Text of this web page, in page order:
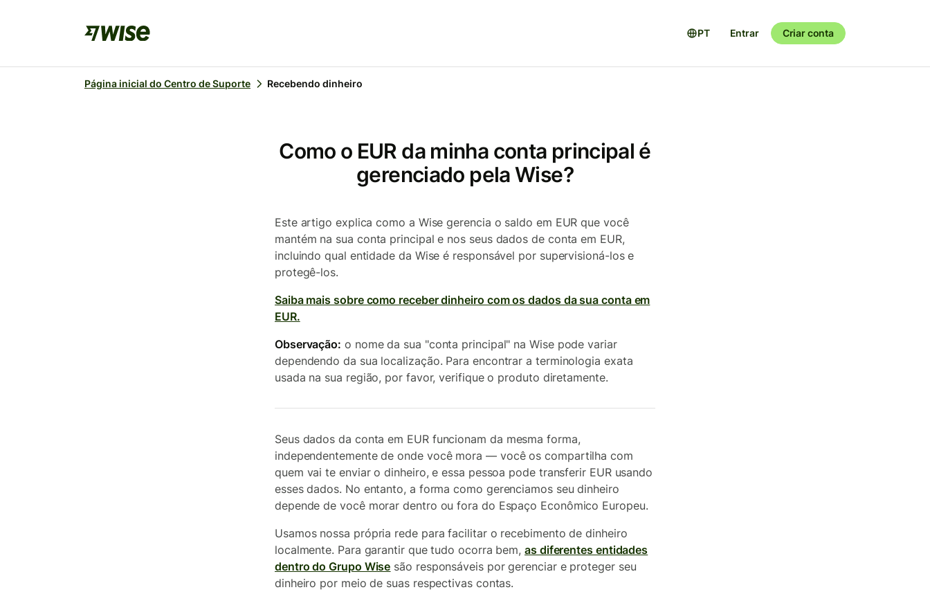
PT Entrar Criar conta
Página inicial do Centro de Suporte Recebendo dinheiro
Como o EUR da minha conta principal é
gerenciado pela Wise?
Este artigo explica como a Wise gerencia o saldo em EUR que você
mantém na sua conta principal e nos seus dados de conta em EUR,
incluindo qual entidade da Wise é responsável por supervisioná-los e
protegê-los.
Saiba mais sobre como receber dinheiro com os dados da sua conta em
EUR.
Observação: o nome da sua "conta principal" na Wise pode variar
dependendo da sua localização. Para encontrar a terminologia exata
usada na sua região, por favor, verifique o produto diretamente.
Seus dados da conta em EUR funcionam da mesma forma,
independentemente de onde você mora — você os compartilha com
quem vai te enviar o dinheiro, e essa pessoa pode transferir EUR usando
esses dados. No entanto, a forma como gerenciamos seu dinheiro
depende de você morar dentro ou fora do Espaço Econômico Europeu.
Usamos nossa própria rede para facilitar o recebimento de dinheiro
localmente. Para garantir que tudo ocorra bem,as diferentes entidades
dentro do Grupo Wise são responsáveis por gerenciar e proteger seu
dinheiro por meio de suas respectivas contas.